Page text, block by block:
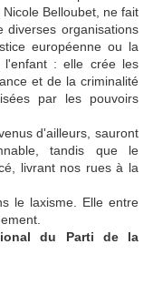
Belloubet, ne fait
diverses organisations
européenne ou la
l'enfant : elle crée les
et de la criminalité
par les pouvoirs
d'ailleurs, sauront
tandis que le
livrant nos rues à la
le laxisme. Elle entre
du Parti de la